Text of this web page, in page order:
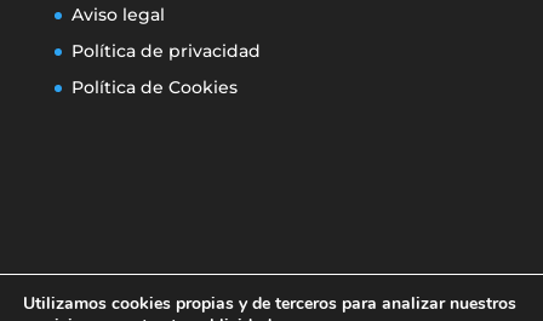
Aviso legal
Política de privacidad
Política de Cookies
Utilizamos cookies propias y de terceros para analizar nuestros